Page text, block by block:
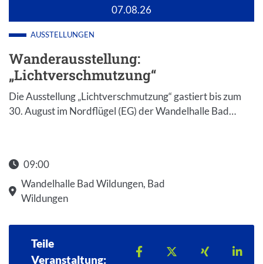
07.08.26
AUSSTELLUNGEN
Wanderausstellung:
„Lichtverschmutzung“
Die Ausstellung „Lichtverschmutzung“ gastiert bis zum
30. August im Nordflügel (EG) der Wandelhalle Bad…
09:00
Wandelhalle Bad Wildungen, Bad
Wildungen
Teile
Veranstaltung:
Teilen auf Facebook
Teilen auf X
Teilen auf